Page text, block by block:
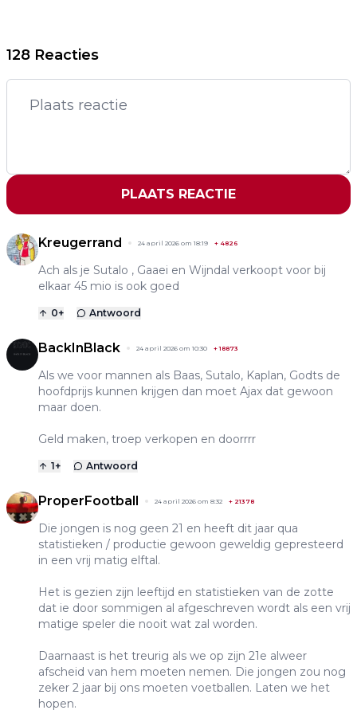
128 Reacties
PLAATS REACTIE
Kreugerrand 24 april 2026 om 18:19 + 4826
Ach als je Sutalo , Gaaei en Wijndal verkoopt voor bij
elkaar 45 mio is ook goed
0+ Antwoord
BackInBlack 24 april 2026 om 10:30 +18873
Als we voor mannen als Baas, Sutalo, Kaplan, Godts de
hoofdprijs kunnen krijgen dan moet Ajax dat gewoon
maar doen.
Geld maken, troep verkopen en doorrrr
1+ Antwoord
ProperFootball 24 april 2026 om 8:32 + 21378
Die jongen is nog geen 21 en heeft dit jaar qua
statistieken / productie gewoon geweldig gepresteerd
in een vrij matig elftal.
Het is gezien zijn leeftijd en statistieken van de zotte
dat ie door sommigen al afgeschreven wordt als een vrij
matige speler die nooit wat zal worden.
Daarnaast is het treurig als we op zijn 21e alweer
afscheid van hem moeten nemen. Die jongen zou nog
zeker 2 jaar bij ons moeten voetballen. Laten we het
hopen.